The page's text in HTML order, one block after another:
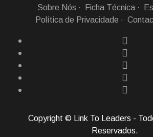
Sobre Nós Ficha Técnica
Política de Privacidade
Copyright © Link To Leaders -
Reservados.